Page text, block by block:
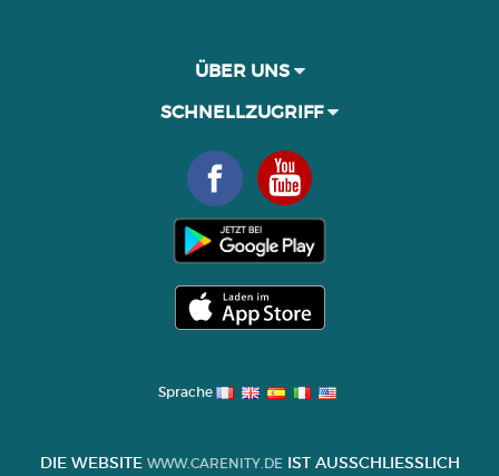
ÜBER UNS
SCHNELLZUGRIFF
Sprache
DIE WEBSITE WWW.CARENITY.DEIST AUSSCHLIESSLICH Z